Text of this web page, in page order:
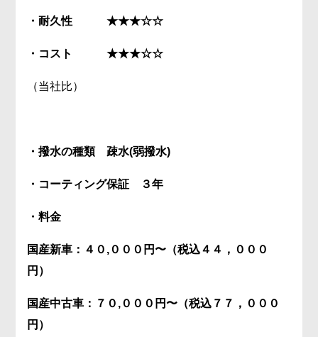
・耐久性 ★★★☆☆
・コスト ★★★☆☆
（当社比）
・撥水の種類 疎水(弱撥水)
・コーティング保証 ３年
・料金
国産新車：４０,０００円〜（税込４４，０００
円）
国産中古車：７０,０００円〜（税込７７，０００
円）